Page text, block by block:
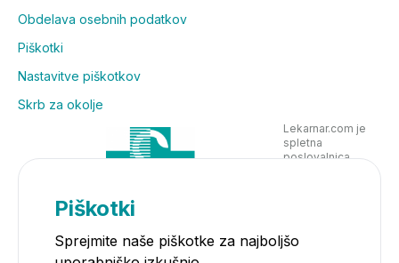
Obdelava osebnih podatkov
Piškotki
Nastavitve piškotkov
Skrb za okolje
Lekarnar.com je
spletna
poslovalnica
Piškotki
Sprejmite naše piškotke za najboljšo